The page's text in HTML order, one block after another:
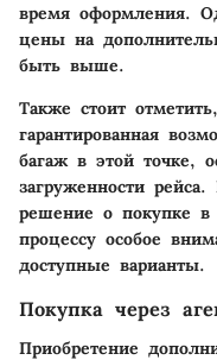
время оформления.
цены на
быть выше.
Также стоит
гарантированная
багаж в этой точке,
загруженности
решение о покупке в
процессу особое
доступные варианты.
Покупка через
Приобретение